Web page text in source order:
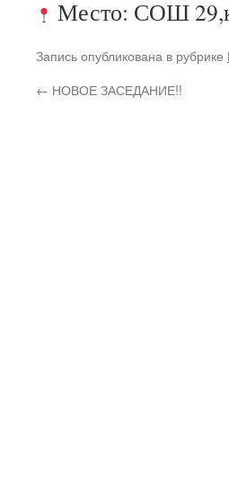
Место: СОШ
Запись опубликована в рубрике
← НОВОЕ ЗАСЕДАНИЕ!!